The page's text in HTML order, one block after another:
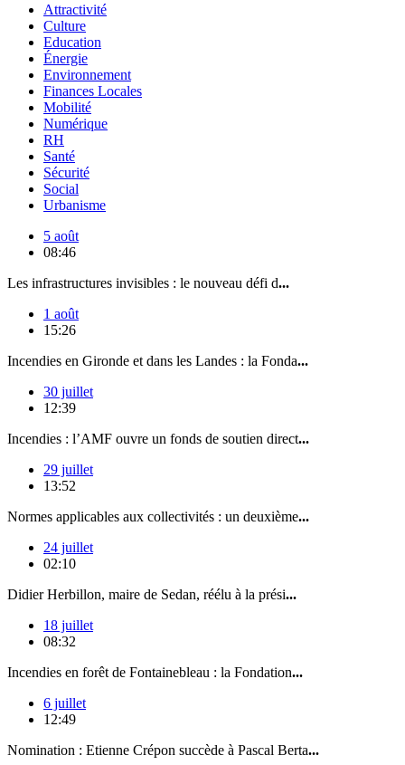
Attractivité
Culture
Education
Énergie
Environnement
Finances Locales
Mobilité
Numérique
RH
Santé
Sécurité
Social
Urbanisme
5 août
08:46
Les infrastructures invisibles : le nouveau défi d...
1 août
15:26
Incendies en Gironde et dans les Landes : la Fonda...
30 juillet
12:39
Incendies : l’AMF ouvre un fonds de soutien direct...
29 juillet
13:52
Normes applicables aux collectivités : un deuxième...
24 juillet
02:10
Didier Herbillon, maire de Sedan, réélu à la prési...
18 juillet
08:32
Incendies en forêt de Fontainebleau : la Fondation...
6 juillet
12:49
Nomination : Etienne Crépon succède à Pascal Berta...